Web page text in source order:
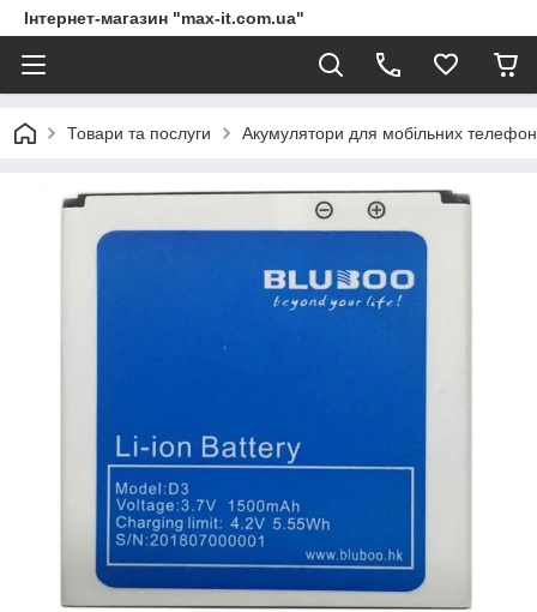
Інтернет-магазин "max-it.com.ua"
Товари та послуги Акумулятори для мобільних